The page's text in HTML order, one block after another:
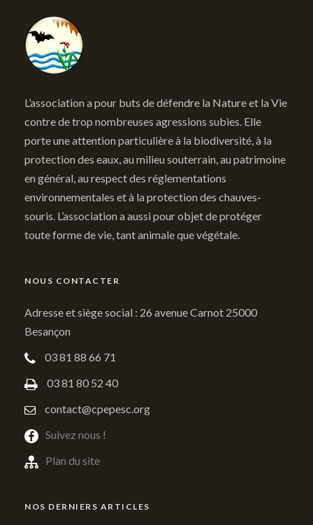
L’association a pour buts de défendre la Nature et la Vie
contre de trop nombreuses agressions subies. Elle
porte une attention particulière à la biodiversité, à la
protection des eaux, au milieu souterrain, au patrimoine
en général, au respect des réglementations
environnementales et à la protection des chauves-
souris. L’association a aussi pour objet de protéger
toute forme de vie, tant animale que végétale.
NOUS CONTACTER
Adresse et siège social : 26 avenue Carnot 25000
Besançon
03 81 88 66 71
03 81 80 52 40
contact@cpepesc.org
Suivez nous !
Plan du site
NOS DERNIERS ARTICLES